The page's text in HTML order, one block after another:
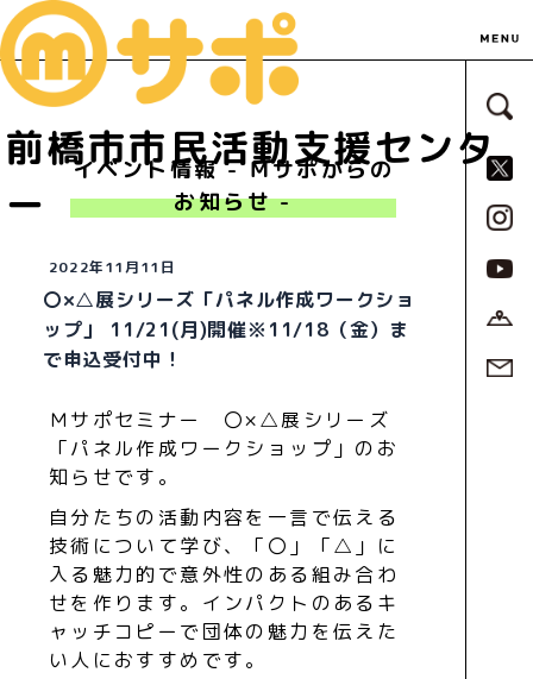
前橋市市民活動支援センタ
ー
サ
イベント情報 - Ｍサポからの
お知らせ -
2022年11月11日
〇×△展シリーズ「パネル作成ワークショ
ップ」 11/21(月)開催※11/18（金）ま
で申込受付中！
Ｍサポセミナー 〇×△展シリーズ
「パネル作成ワークショップ」のお
知らせです。
自分たちの活動内容を一言で伝える
技術について学び、「〇」「△」に
入る魅力的で意外性のある組み合わ
せを作ります。インパクトのあるキ
ャッチコピーで団体の魅力を伝えた
い人におすすめです。